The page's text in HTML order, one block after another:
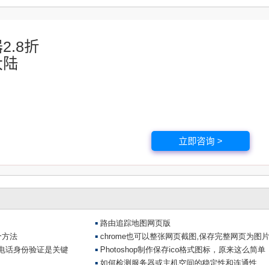
折
立即咨询 >